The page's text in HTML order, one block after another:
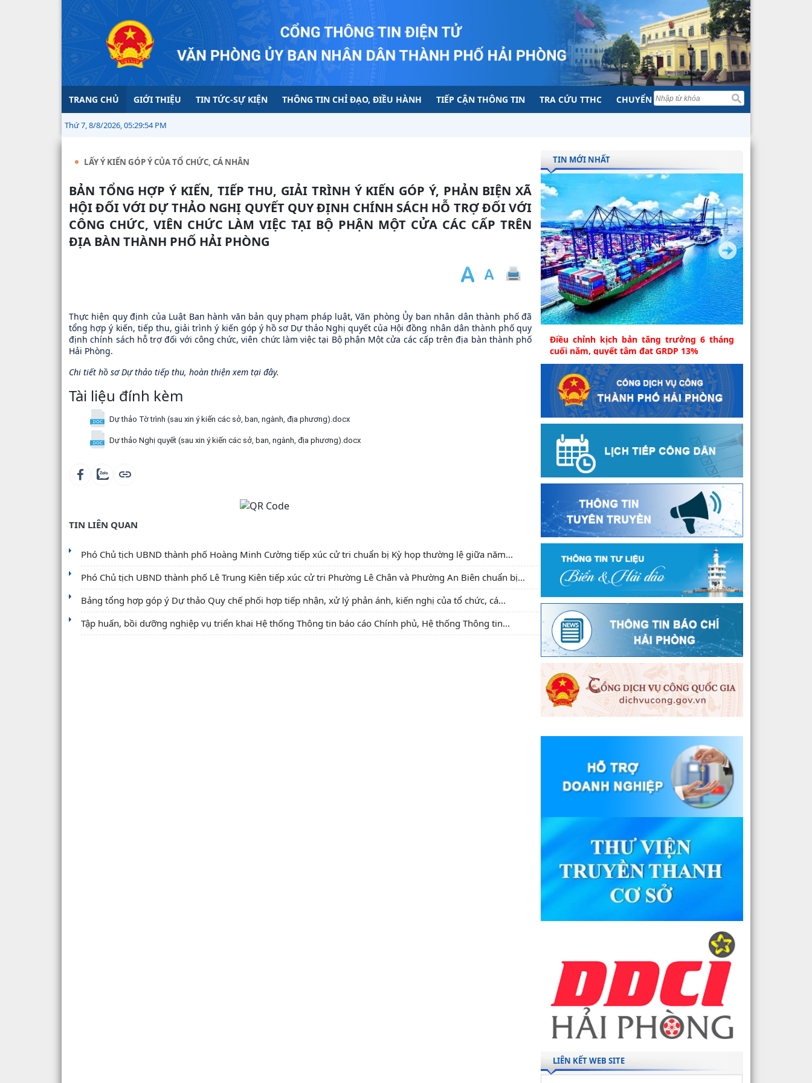
TRANG CHỦ GIỚI THIỆU TIN TỨC-SỰ KIỆN THÔNG TIN CHỈ ĐẠO, ĐIỀU HÀNH TIẾP CẬN THÔNG TIN TRA CỨU TTHC CHUYỂN ĐỔI SỐ
Thứ 7, 8/8/2026, 05:29:54 PM
LẤY Ý KIẾN GÓP Ý CỦA TỔ CHỨC, CÁ NHÂN
BẢN TỔNG HỢP Ý KIẾN, TIẾP THU, GIẢI TRÌNH Ý KIẾN GÓP Ý, PHẢN BIỆN XÃ
HỘI ĐỐI VỚI DỰ THẢO NGHỊ QUYẾT QUY ĐỊNH CHÍNH SÁCH HỖ TRỢ ĐỐI VỚI
CÔNG CHỨC, VIÊN CHỨC LÀM VIỆC TẠI BỘ PHẬN MỘT CỬA CÁC CẤP TRÊN
ĐỊA BÀN THÀNH PHỐ HẢI PHÒNG
Thực hiện quy định của Luật Ban hành văn bản quy phạm pháp luật, Văn phòng Ủy ban nhân dân thành phố đã
tổng hợp ý kiến, tiếp thu, giải trình ý kiến góp ý hồ sơ Dự thảo Nghị quyết của Hội đồng nhân dân thành phố quy
định chính sách hỗ trợ đối với công chức, viên chức làm việc tại Bộ phận Một cửa các cấp trên địa bàn thành phố
Hải Phòng.
Chi tiết hồ sơ Dự thảo tiếp thu, hoàn thiện xem tại đây.
Tài liệu đính kèm
Dự thảo Tờ trình (sau xin ý kiến các sở, ban, ngành, địa phương).docx
Dự thảo Nghị quyết (sau xin ý kiến các sở, ban, ngành, địa phương).docx
TIN LIÊN QUAN
Phó Chủ tịch UBND thành phố Hoàng Minh Cường tiếp xúc cử tri chuẩn bị Kỳ họp thường lệ giữa năm...
Phó Chủ tịch UBND thành phố Lê Trung Kiên tiếp xúc cử tri Phường Lê Chân và Phường An Biên chuẩn bị...
Bảng tổng hợp góp ý Dự thảo Quy chế phối hợp tiếp nhận, xử lý phản ánh, kiến nghị của tổ chức, cá...
Tập huấn, bồi dưỡng nghiệp vụ triển khai Hệ thống Thông tin báo cáo Chính phủ, Hệ thống Thông tin...
TIN MỚI NHẤT
Điều chỉnh kịch bản tăng trưởng 6 tháng
cuối năm, quyết tâm đạt GRDP 13%
LIÊN KẾT WEB SITE